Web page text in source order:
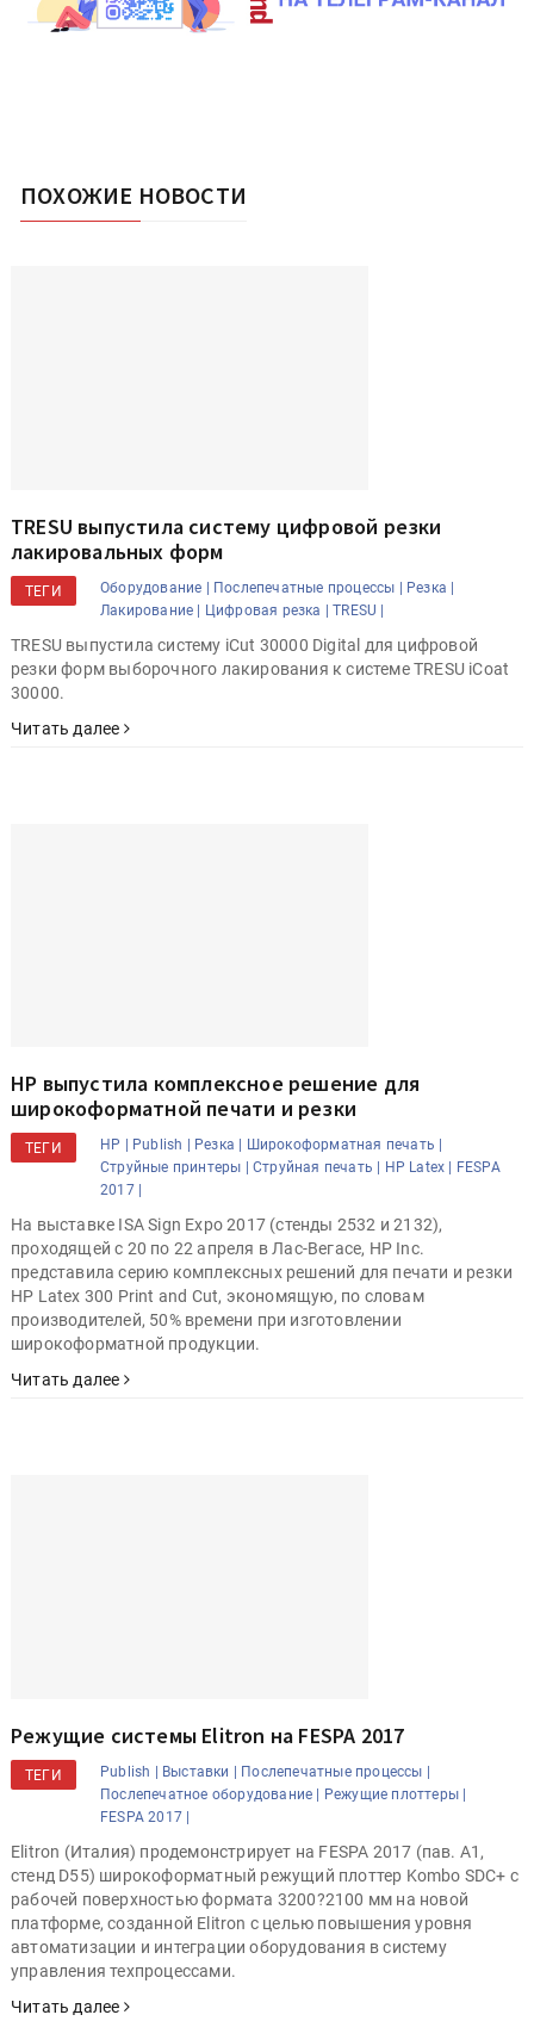
ПОХОЖИЕ НОВОСТИ
TRESU выпустила систему цифровой резки
лакировальных форм
ТЕГИ Оборудование | Послепечатные процессы | Резка |
Лакирование | Цифровая резка | TRESU |
TRESU выпустила систему iCut 30000 Digital для цифровой
резки форм выборочного лакирования к системе TRESU iCoat
30000.
Читать далее
HP выпустила комплексное решение для
широкоформатной печати и резки
ТЕГИ HP | Publish | Резка |
Широкоформатная печать |
Струйные принтеры |
Струйная печать | HP Latex |
FESPA
2017 |
На выставке ISA Sign Expo 2017 (стенды 2532 и 2132),
проходящей с 20 по 22 апреля в Лас-Вегасе, HP Inc.
представила серию комплексных решений для печати и резки
HP Latex 300 Print and Cut, экономящую, по словам
производителей, 50% времени при изготовлении
широкоформатной продукции.
Читать далее
Режущие системы Elitron на FESPA 2017
ТЕГИ Publish | Выставки | Послепечатные процессы |
Послепечатное оборудование | Режущие плоттеры |
FESPA 2017 |
Elitron (Италия) продемонстрирует на FESPA 2017 (пав. A1,
стенд D55) широкоформатный режущий плоттер Kombo SDC+ с
рабочей поверхностью формата 3200?2100 мм на новой
платформе, созданной Elitron с целью повышения уровня
автоматизации и интеграции оборудования в систему
управления техпроцессами.
Читать далее